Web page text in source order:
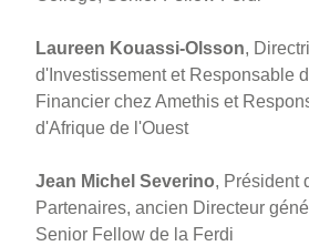
Laureen Kouassi-Olsson,
d'Investissement et Responsable
Financier chez Amethis et
d'Afrique de l'Ouest
Jean Michel Severino, Président
Partenaires, ancien Directeur
Senior Fellow de la Ferdi